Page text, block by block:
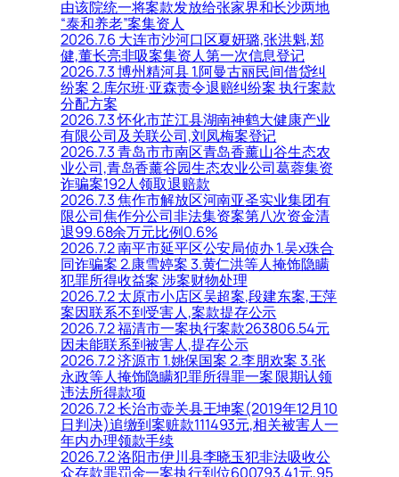
由该院统一将案款发放给张家界和长沙两地
“泰和养老”案集资人
2026.7.6 大连市沙河口区夏妍璐,张洪魁,郑
健,董长亮非吸案集资人第一次信息登记
2026.7.3 博州精河县 1.阿曼古丽民间借贷纠
纷案 2.库尔班·亚森责令退赔纠纷案 执行案款
分配方案
2026.7.3 怀化市芷江县湖南神鹤大健康产业
有限公司及关联公司,刘凤梅案登记
2026.7.3 青岛市市南区青岛香薰山谷生态农
业公司,青岛香薰谷园生态农业公司葛蓉集资
诈骗案192人领取退赔款
2026.7.3 焦作市解放区河南亚圣实业集团有
限公司焦作分公司非法集资案第八次资金清
退99.68余万元比例0.6%
2026.7.2 南平市延平区公安局侦办 1.吴x珠合
同诈骗案 2.康雪婷案 3.黄仁洪等人掩饰隐瞒
犯罪所得收益案 涉案财物处理
2026.7.2 太原市小店区吴超案,段建东案,王萍
案因联系不到受害人,案款提存公示
2026.7.2 福清市一案执行案款263806.54元
因未能联系到被害人,提存公示
2026.7.2 济源市 1.姚保国案 2.李朋欢案 3.张
永政等人掩饰隐瞒犯罪所得罪一案 限期认领
违法所得款项
2026.7.2 长治市壶关县王坤案(2019年12月10
日判决)追缴到案赃款111493元,相关被害人一
年内办理领款手续
2026.7.2 洛阳市伊川县李晓玉犯非法吸收公
众存款罪罚金一案执行到位600793.41元,95